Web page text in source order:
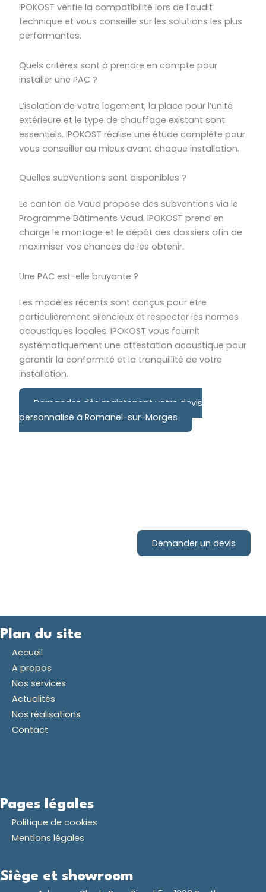
IPOKOST vérifie la compatibilité lors de l’audit
technique et vous conseille sur les solutions les plus
performantes.
Quels critères sont à prendre en compte pour
installer une PAC ?
L’isolation de votre logement, la place pour l’unité
extérieure et le type de chauffage existant sont
essentiels. IPOKOST réalise une étude complète pour
vous conseiller au mieux avant chaque installation.
Quelles subventions sont disponibles ?
Le canton de Vaud propose des subventions via le
Programme Bâtiments Vaud. IPOKOST prend en
charge le montage et le dépôt des dossiers afin de
maximiser vos chances de les obtenir.
Une PAC est-elle bruyante ?
Les modèles récents sont conçus pour être
particulièrement silencieux et respecter les normes
acoustiques locales. IPOKOST vous fournit
systématiquement une attestation acoustique pour
garantir la conformité et la tranquillité de votre
installation.
Demandez dès maintenant votre devis
personnalisé à Romanel-sur-Morges
Demander un devis
Plan du site
Accueil
A propos
Nos services
Actualités
Nos réalisations
Contact
Pages légales
Politique de cookies
Mentions légales
Siège et showroom